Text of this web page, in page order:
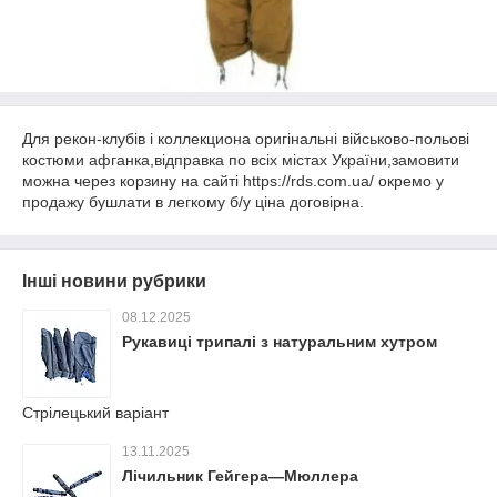
Для рекон-клубів і коллекциона оригінальні військово-польові
костюми афганка,відправка по всіх містах України,замовити
можна через корзину на сайті https://rds.com.ua/ окремо у
продажу бушлати в легкому б/у ціна договірна.
Інші новини рубрики
08.12.2025
Рукавиці трипалі з натуральним хутром
Стрілецький варіант
13.11.2025
Лічильник Гейгера—Мюллера